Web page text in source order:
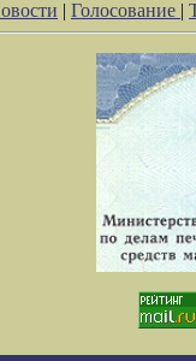
| Голосование |